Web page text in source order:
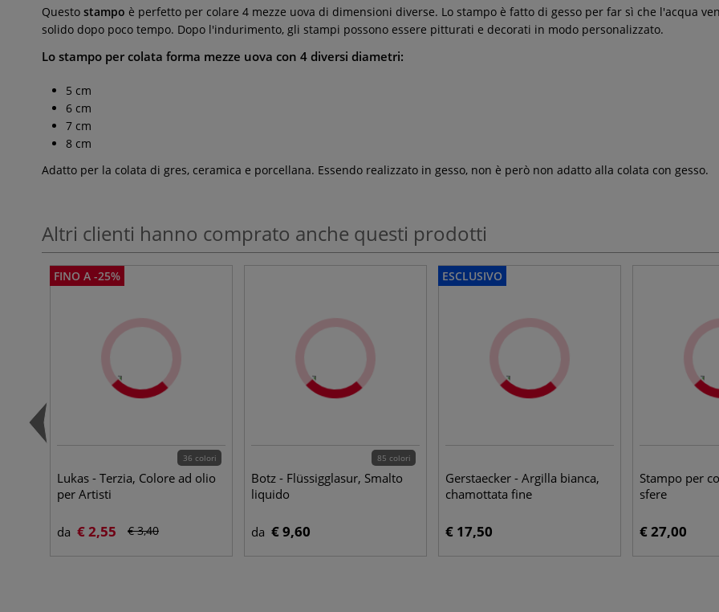
Questo stampo è perfetto per colare 4 mezze uova di dimensioni diverse. Lo stampo è fatto di gesso per far sì che l'acqua
solido dopo poco tempo. Dopo l'indurimento, gli stampi possono essere pitturati e decorati in modo personalizzato.
Lo stampo per colata forma mezze uova con 4 diversi diametri:
5 cm
6 cm
7 cm
8 cm
Adatto per la colata di gres, ceramica e porcellana. Essendo realizzato in gesso, non è però non adatto alla colata con gesso.
Altri clienti hanno comprato anche questi prodotti
FINO A -25%
36 colori
Lukas - Terzia, Colore ad olio
per Artisti
da € 2,55 € 3,40
85 colori
Botz - Flüssigglasur, Smalto
liquido
da € 9,60
ESCLUSIVO
Gerstaecker - Argilla bianca,
chamottata fine
€ 17,50
Stampo per
sfere
€ 27,00